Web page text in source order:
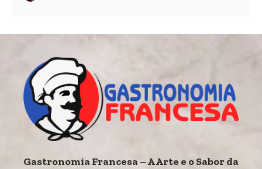
Gastronomia Francesa – A Arte e o Sabor da